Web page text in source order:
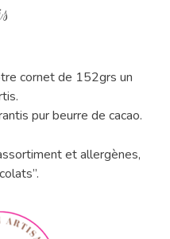
cornet de 152grs un
pur beurre de cacao.
et allergènes,